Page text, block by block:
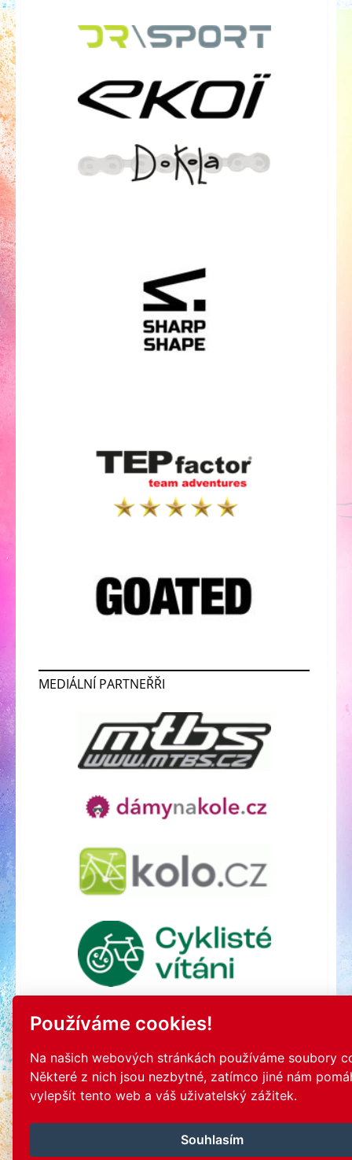
MEDIÁLNÍ PARTNEŘŘI
Používáme cookies!
Na našich webových stránkách používáme soubory
Některé z nich jsou nezbytné, zatímco jiné nám
vylepšít tento web a váš uživatelský zážitek.
Souhlasím